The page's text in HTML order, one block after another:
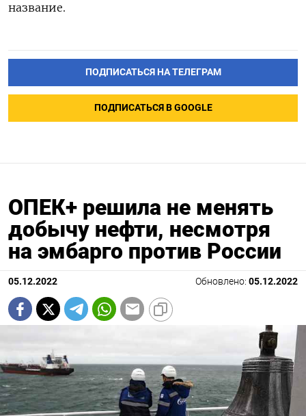
название.
ПОДПИСАТЬСЯ НА ТЕЛЕГРАМ
ПОДПИСАТЬСЯ В GOOGLE
ОПЕК+ решила не менять
добычу нефти, несмотря
на эмбарго против России
05.12.2022 Обновлено: 05.12.2022